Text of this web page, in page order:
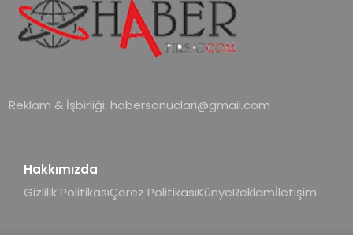
Reklam & İşbirliği: habersonuclari@gmail.com
Hakkımızda
Gizlilik PolitikasıÇerez PolitikasıKünyeReklamİletişim